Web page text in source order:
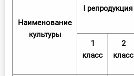
Наименование
культуры
I репродукция
1
класс
2
класс